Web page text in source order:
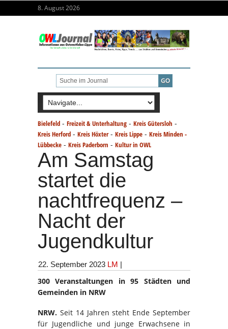
8. August 2026
Bielefeld - Freizeit & Unterhaltung - Kreis Gütersloh -
Kreis Herford - Kreis Höxter- Kreis Lippe - Kreis Minden -
Lübbecke - Kreis Paderborn - Kultur in OWL
Am Samstag
startet die
nachtfrequenz –
Nacht der
Jugendkultur
22. September 2023 LM |
300 Veranstaltungen in 95 Städten und
Gemeinden in NRW
NRW. Seit 14 Jahren steht Ende September
für Jugendliche und junge Erwachsene in